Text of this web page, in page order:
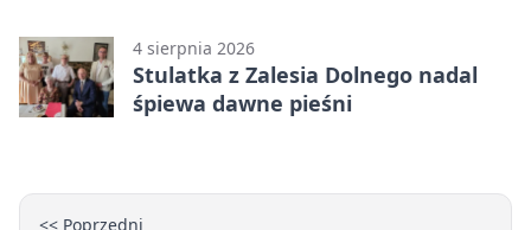
4 sierpnia 2026
Stulatka z Zalesia Dolnego nadal
śpiewa dawne pieśni
<< Poprzedni